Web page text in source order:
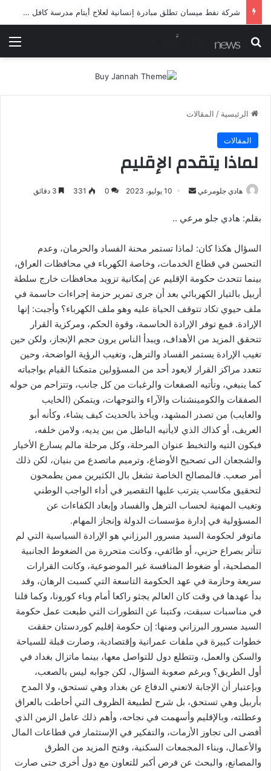
شرطة ميسان تلقي القبض على مطلقي العيارات النارية أثناء تشييع جنائزي في العمارة
بحث عن
الرئيسية / المقالات
المقالات
لماذا يتقدم الإقليم
هادي جلومرعي
أرسل
إلكترونيا
10 يوليو، 2023 0
331
بقلم: هادي جلو مرعي ..
السؤال هكذا كان: لماذا تستمر محنة الفساد والحرمان، وعدم
التحسن في قطاع الخدمات، وخاصة الكهرباء في محافظات العراق،
بينما تتحدث حكومة الإقليم عن إمكانية تزويد محافظات خارج سلطة
أربيل بالتيار الكهربائي بعد أن جرى تمرير حزمة إجراءات حاسمة في
ملف حيوي تكاد تتوقف الحياة عليه وهو ملف الكهرباء؟ وأجبت: إنها
الإرادة. فمع توفر الإرادة الحاسمة، وقوة الحكم، ومركزية القرار
تتحقق المزيد من الأهداف، ويبدأ الناس يرون حجم الإنجاز، ولكن حين
تغيب الإرادة يستمر الفساد والترهل، وتغيب الرؤية الواضحة، وحين
تتعدد مراكز القرار لايعود أحد من المسؤولين متمكنا القيام بواجباته
كما ينبغي، وتأتيه الصفعات والرغبات من كل جانب، وتتزاحم من حوله
الصفقات والكومينشنات والآراء والتوجهات، ويتمكن (الخايب
والعايب) من تصدر المشهد، ويأخذ بالحديث كيف يشاء، وكأنه أبو
العريف، أو كذاك الذي لايأتيه الباطل من بين يديه، ولامن خلفه،
فيكون التيه والتخبط عنوان المرحلة، وكل مرحلة مالم يسارع الأخيار
والشجعان الى تصحيح الأوضاع، وترميم ماتصدع من بنيان، لكن ذلك
أمر صعب. فالمصالح الخاصة تشغل بال الكثيرين ممن يطمحون
لتحقيق مكاسب يترتب عليها التقصير في أداء الواجب الوطني
وتغيب المهنية لحساب الترهل والفساد وإبعاد الكفاءات عن
المسؤولية في إدارة مؤسسات الدولة وإنجاز المهام.
ماتوفر لحكومة السيد مسرور البرزاني هو الإرادة السياسية التي لم
تتأثر بصراع حزبي، أو طائفي، وكانت متحررة من الضغوط الجانبية
المصلحية، أو ضغوط المنافسة غير الموضوعية، وكانت القرارات
سريعة وحازمة في عهد الحكومة التاسعة التي كسبت الرهان، وقد
بدأ عهدها في وقت كان العالم يجثو راكعا أمام وباء كورونا، وكما قلنا
في مناسبات سبقت، وكتبنا عن التطورات التي طبعت عمل حكومة
السيد مسرور البرزاني ومنها: إن حكومة إقليم كوردستان حققت
خطوات كبيرة في ملفات عمرانية وإقتصادية، وصارت قبلة للسياحة
والسكن والعمل، وتتطلع دول للتواصل معها، بينما ماتزال بغداد في
أول الطريق؟ وبرغم صعوبة السؤال، لكن جوابه ليس بالصعب،
وبإعتبار أن الإجابة لاتعني الدفاع عن بغداد وهي تستحق، ولا المدح
بأربيل وهي تستحق، بل شرح لطبيعة الظروف التي أحاطت بالعراق
وعطلته، وبالإقليم وأسهمت في نجاحه، وأهم ذلك عامل الزمن الذي
أفضى الى تجاوز الأزمات، والتفكير في الإستثمار في قطاعات المال
والأعمال، وبناء المجمعات السكنية، وفتح المزيد من الطرق
والمصانع، والبحث عن فرص أكبر للتعاون مع دول أخرى حتى صارت